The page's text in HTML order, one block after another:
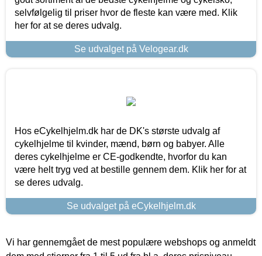
selvfølgelig til priser hvor de fleste kan være med. Klik
her for at se deres udvalg.
Se udvalget på Velogear.dk
Hos eCykelhjelm.dk har de DK's største udvalg af
cykelhjelme til kvinder, mænd, børn og babyer. Alle
deres cykelhjelme er CE-godkendte, hvorfor du kan
være helt tryg ved at bestille gennem dem. Klik her for at
se deres udvalg.
Se udvalget på eCykelhjelm.dk
Vi har gennemgået de mest populære webshops og anmeldt